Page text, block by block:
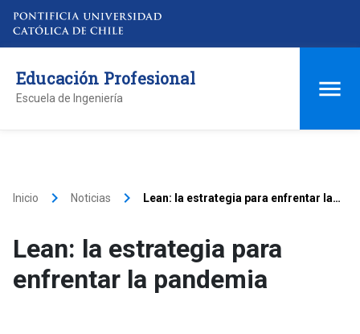
Educación Profesional
Escuela de Ingeniería
Inicio keyboard_arrow_right Noticias keyboard_arrow_right
Lean: la estrategia para enfrentar la
Lean: la estrategia para
enfrentar la pandemia